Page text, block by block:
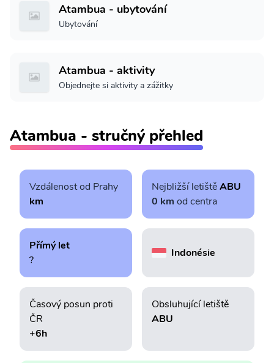
Atambua - ubytování
Ubytování
Atambua - aktivity
Objednejte si aktivity a zážitky
Atambua - stručný přehled
Vzdálenost od Prahy
km
Nejbližší letištěABU
0 km od centra
Přímý let
?
Indonésie
Časový posun proti
ČR
+6h
Obsluhující letiště
ABU